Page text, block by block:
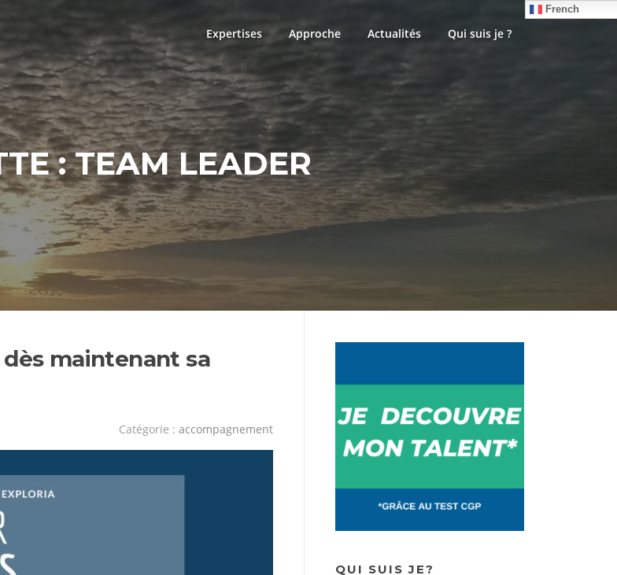
Expertises Approche Actualités Qui suis je ?
French
:TEAM LEADER
maintenant sa
Catégorie : accompagnement
QUI SUIS JE?